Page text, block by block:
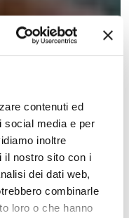
contenuti ed
social media e per
inoltre
il nostro sito con i
dei dati web,
combinarle
loro o che hanno